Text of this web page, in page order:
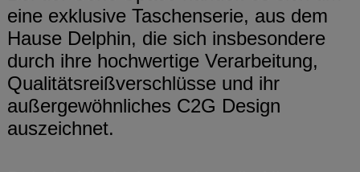
eine exklusive Taschenserie, aus dem
Hause Delphin, die sich insbesondere
durch ihre hochwertige Verarbeitung,
Qualitätsreißverschlüsse und ihr
außergewöhnliches C2G Design
auszeichnet.